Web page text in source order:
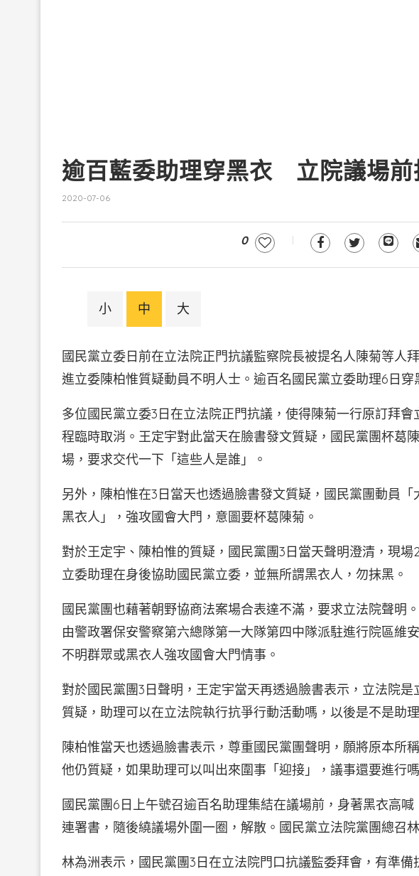
逾百藍委助理穿黑衣 立院議場前
2020-07-06
0
小 中 大
國民黨立委日前在立法院正門抗議監察院長被提名人陳菊等人
進立委陳柏惟質疑動員不明人士。逾百名國民黨立委助理6日穿
多位國民黨立委3日在立法院正門抗議，使得陳菊一行原訂拜
程臨時取消。王定宇對此當天在臉書發文質疑，國民黨團杯葛
場，要求交代一下「這些人是誰」。
另外，陳柏惟在3日當天也透過臉書發文質疑，國民黨團動員
黑衣人」，強攻國會大門，意圖要杯葛陳菊。
對於王定宇、陳柏惟的質疑，國民黨團3日當天聲明澄清，現
立委助理在身後協助國民黨立委，並無所謂黑衣人，勿抹黑。
國民黨團也藉著朝野協商法案場合表達不滿，要求立法院聲明
由警政署保安警察第六總隊第一大隊第四中隊派駐進行院區維
不明群眾或黑衣人強攻國會大門情事。
對於國民黨團3日聲明，王定宇當天再透過臉書表示，立法院
質疑，助理可以在立法院執行抗爭行動活動嗎，以後是不是助
陳柏惟當天也透過臉書表示，尊重國民黨團聲明，願將原本所
他仍質疑，如果助理可以叫出來圍事「迎接」，議事還要進行嗎
國民黨團6日上午號召逾百名助理集結在議場前，身著黑衣高
連署書，隨後繞議場外圍一圈，解散。國民黨立法院黨團總召
林為洲表示，國民黨團3日在立法院門口抗議監委拜會，有準